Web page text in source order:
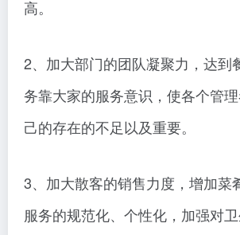
高。
2、加大部门的团队凝聚力，达到
务靠大家的服务意识，使各个管
己的存在的不足以及重要。
3、加大散客的销售力度，增加菜
服务的规范化、个性化，加强对